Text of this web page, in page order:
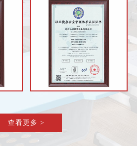
查看更多 >